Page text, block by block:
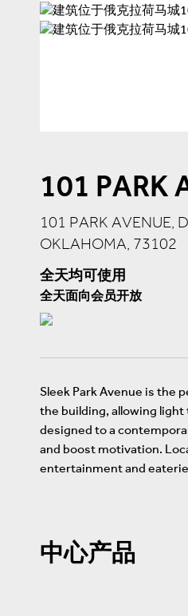
101 PARK
101 PARK AVENUE,
OKLAHOMA, 73102
全天均可使用
全天面向会员开放
Sleek Park Avenue is the
the building, allowing
designed to a
and boost motivation.
entertainment and
中心产品